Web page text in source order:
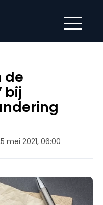
de
bij
mei 2021, 06:00